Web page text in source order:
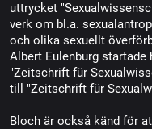
uttrycket
verk om bl.a.
och olika sexuellt
Albert Eulenburg
"Zeitschrift für
till "Zeitschrift für
Bloch är också känd för